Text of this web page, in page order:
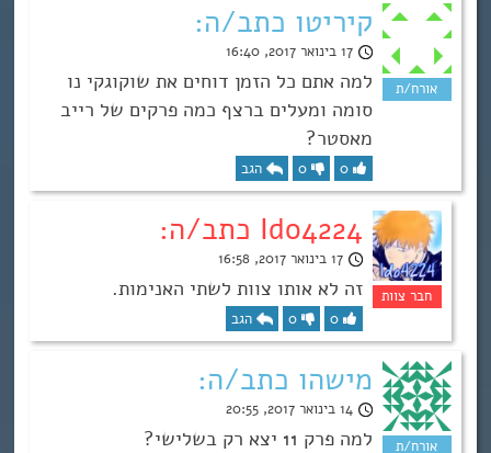
קיריטו כתב/ה:
17 בינואר 2017, 16:40
למה אתם כל הזמן דוחים את שוקוגקי נו
סומה ומעלים ברצף כמה פרקים של רייב
מאסטר?
0
0 הגב
Ido4224 כתב/ה:
17 בינואר 2017, 16:58
זה לא אותו צוות לשתי האנימות.
0
0 הגב
מישהו כתב/ה:
14 בינואר 2017, 20:55
למה פרק 11 יצא רק בשלישי?